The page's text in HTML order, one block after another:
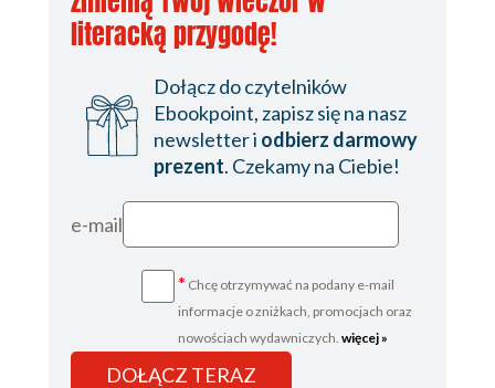
literacką przygodę!
Dołącz do czytelników
Ebookpoint, zapisz się na nasz
newsletter i odbierz darmowy
prezent. Czekamy na Ciebie!
e-mail
* Chcę otrzymywać na podany e-mail
informacje o zniżkach, promocjach oraz
nowościach wydawniczych. więcej »
DOŁĄCZ TERAZ